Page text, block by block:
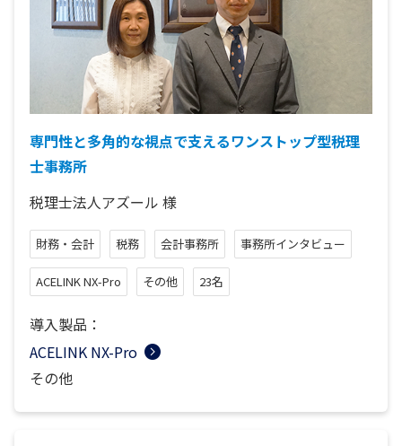
専門性と多角的な視点で支えるワンストップ型税理
士事務所
税理士法人アズール 様
財務・会計 税務 会計事務所 事務所インタビュー
ACELINK NX-Pro その他 23名
導入製品：
ACELINK NX-Pro
その他